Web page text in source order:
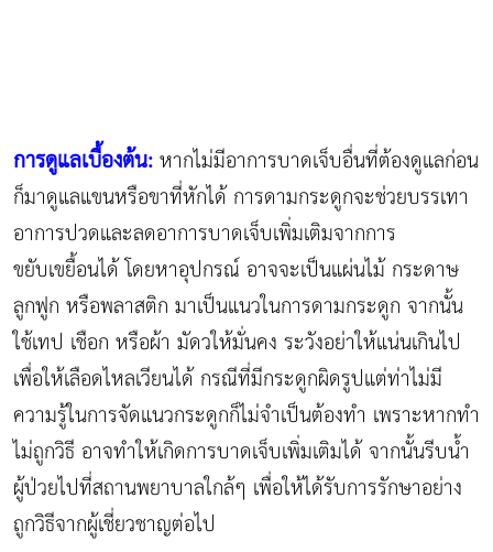
การดูแลเบื้องต้น:หากไม่มีอาการบาดเจ็บอื่นที่ต้องดูแลก่อน
ก็มาดูแลแขนหรือขาที่หักได้ การดามกระดูกจะช่วยบรรเทา
อาการปวดและลดอาการบาดเจ็บเพิ่มเติมจากการ
ขยับเขยื้อนได้ โดยหาอุปกรณ์ อาจจะเป็นแผ่นไม้ กระดาษ
ลูกฟูก หรือพลาสติก มาเป็นแนวในการดามกระดูก จากนั้น
ใช้เทป เชือก หรือผ้า มัดวให้มั่นคง ระวังอย่าให้แน่นเกินไป
เพื่อให้เลือดไหลเวียนได้ กรณีที่มีกระดูกผิดรูปแต่ท่าไม่มี
ความรู้ในการจัดแนวกระดูกก็ไม่จำเป็นต้องทำ เพราะหากทำ
ไม่ถูกวิธี อาจทำให้เกิดการบาดเจ็บเพิ่มเติมได้ จากนั้นรีบน้ำ
ผู้ป่วยไปที่สถานพยาบาลใกล้ๆ เพื่อให้ได้รับการรักษาอย่าง
ถูกวิธีจากผู้เชี่ยวชาญต่อไป